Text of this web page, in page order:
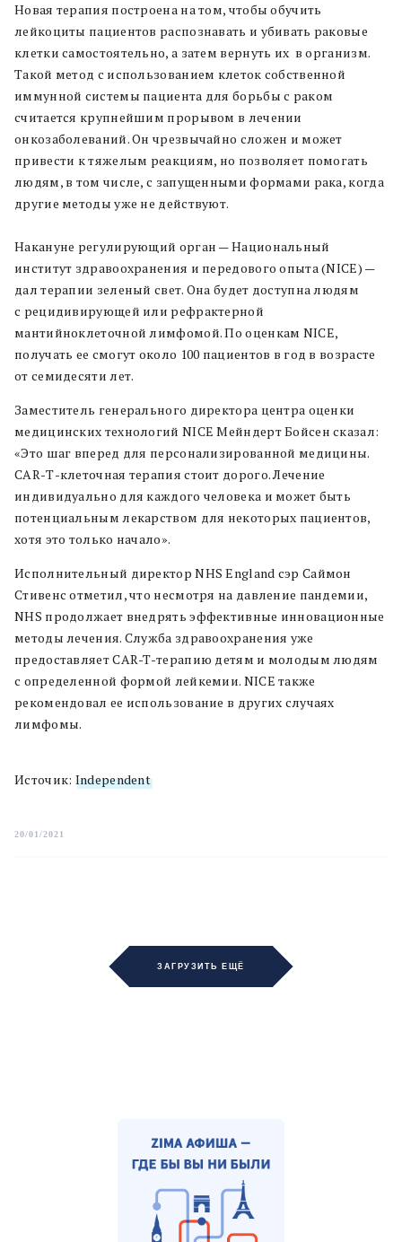
Новая терапия построена на том, чтобы обучить
лейкоциты пациентов распознавать и убивать раковые
клетки самостоятельно, а затем вернуть их в организм.
Такой метод с использованием клеток собственной
иммунной системы пациента для борьбы с раком
считается крупнейшим прорывом в лечении
онкозаболеваний. Он чрезвычайно сложен и может
привести к тяжелым реакциям, но позволяет помогать
людям, в том числе, с запущенными формами рака, когда
другие методы уже не действуют.
Накануне регулирующий орган — Национальный
институт здравоохранения и передового опыта (NICE) —
дал терапии зеленый свет. Она будет доступна людям
с рецидивирующей или рефрактерной
мантийноклеточной лимфомой. По оценкам NICE,
получать ее смогут около 100 пациентов в год в возрасте
от семидесяти лет.
Заместитель генерального директора центра оценки
медицинских технологий NICE Мейндерт Бойсен сказал:
«Это шаг вперед для персонализированной медицины.
CAR-Т-клеточная терапия стоит дорого. Лечение
индивидуально для каждого человека и может быть
потенциальным лекарством для некоторых пациентов,
хотя это только начало».
Исполнительный директор NHS England сэр Саймон
Стивенс отметил, что несмотря на давление пандемии,
NHS продолжает внедрять эффективные инновационные
методы лечения. Служба здравоохранения уже
предоставляет CAR-T-терапию детям и молодым людям
с определенной формой лейкемии. NICE также
рекомендовал ее использование в других случаях
лимфомы.
Источик: Independent
20/01/2021
ЗАГРУЗИТЬ ЕЩЁ